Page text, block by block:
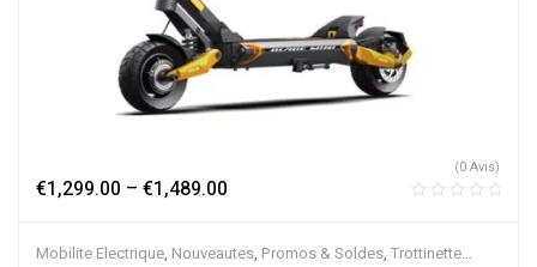
€1,299.00 – €1,489.00
(0 Avis)
Mobilite Electrique, Nouveautes, Promos & Soldes, Trottinette